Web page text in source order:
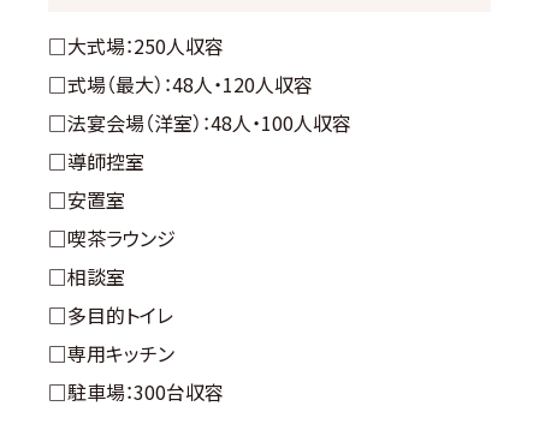
□大式場：250人収容
□式場（最大）：48人・120人収容
□法宴会場（洋室）：48人・100人収容
□導師控室
□安置室
□喫茶ラウンジ
□相談室
□多目的トイレ
□専用キッチン
□駐車場：300台収容